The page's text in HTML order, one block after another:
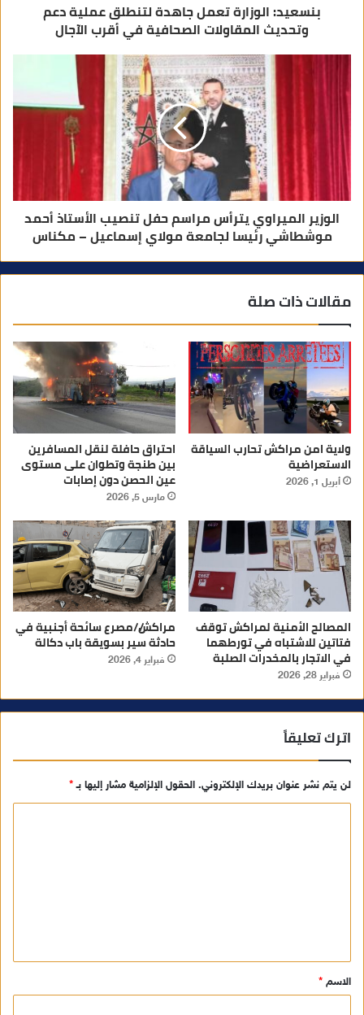
بنسعيد: الوزارة تعمل جاهدة لتنطلق عملية دعم
وتحديث المقاولات الصحافية في أقرب الآجال
الوزير الميراوي يترأس مراسم حفل تنصيب الأستاذ أحمد
موشطاشي رئيسا لجامعة مولاي إسماعيل – مكناس
مقالات ذات صلة
ولاية امن مراكش تحارب السياقة
الاستعراضية
أبريل 1, 2026
احتراق حافلة لنقل المسافرين
بين طنجة وتطوان على مستوى
عين الحصن دون إصابات
مارس 5, 2026
المصالح الأمنية لمراكش توقف
فتاتين للاشتباه في تورطهما
في الاتجار بالمخدرات الصلبة
فبراير 28, 2026
مراكش//مصرع سائحة أجنبية في
حادثة سير بسويقة باب دكالة
فبراير 4, 2026
اترك تعليقاً
لن يتم نشر عنوان بريدك الإلكتروني. الحقول الإلزامية مشار إليها بـ*
ق
*
الاسم *